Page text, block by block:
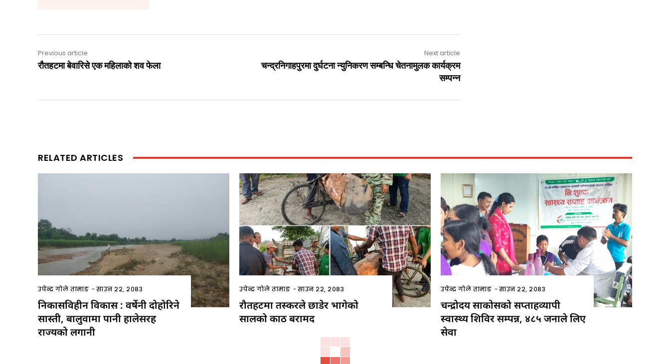
Previous article
रौतहटमा बेवारिसे एक महिलाको शव फेला
Next article
चन्द्रनिगाहपुरमा दुर्घटना न्युनिकरण सम्बन्धि चेतनामुलक कार्यक्रम
सम्पन्न
RELATED ARTICLES
उपेन्द्र गोले तामाङ -साउन २२, २०८३
निकासविहीन विकास : वर्षेनी दोहोरिने
सास्ती, बालुवामा पानी हालेसरह
राज्यको लगानी
उपेन्द्र गोले तामाङ -साउन २२, २०८३
रौतहटमा तस्करले छाडेर भागेको
सालको काठ बरामद
उपेन्द्र गोले तामाङ -साउन २२, २०८३
चन्द्रोदय साकोसको सप्ताहव्यापी
स्वास्थ्य शिविर सम्पन्न, ४८५ जनाले लिए
सेवा